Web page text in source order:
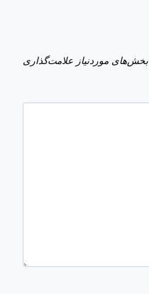
بخش‌های موردنیاز علامت‌گذاری